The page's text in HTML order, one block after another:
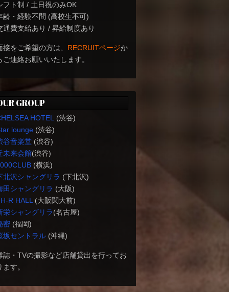
フト制 / 土日祝のみOK
齢・経験不問 (高校生不可)
通費支給あり / 昇給制度あり
接をご希望の方は、 RECRUITページか
ご連絡お願いいたします。
GROUP
HOTEL
(渋谷)
lounge(渋谷)
谷音楽堂(渋谷)
未来会館(渋谷)
(横浜)
北沢シャングリラ (下北沢)
田シャングリラ (大阪)
R HALL (大阪関大前)
栄シャングリラ(名古屋)
密(福岡)
坂セントラル(沖縄)
誌・TVの撮影など店舗貸出を行ってお
ます。